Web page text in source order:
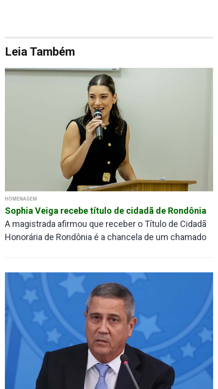
Leia Também
HOMENAGEM
Sophia Veiga recebe título de cidadã de Rondônia
A magistrada afirmou que receber o Título de Cidadã
Honorária de Rondônia é a chancela de um chamado